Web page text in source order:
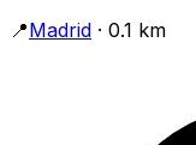
📍Madrid · 0.1 km